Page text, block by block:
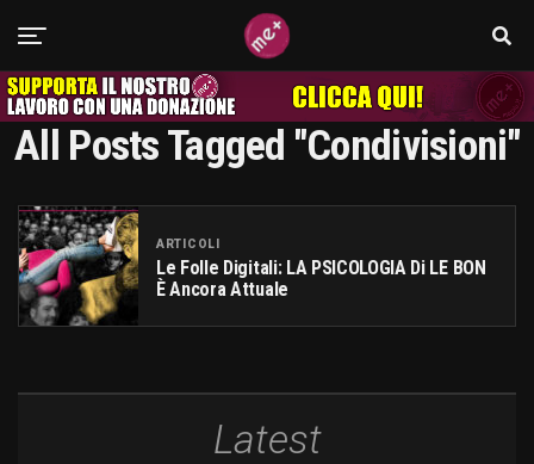
All Posts Tagged "condivisioni"
ARTICOLI
Le Folle Digitali: LA PSICOLOGIA Di LE BON
È Ancora Attuale
Latest